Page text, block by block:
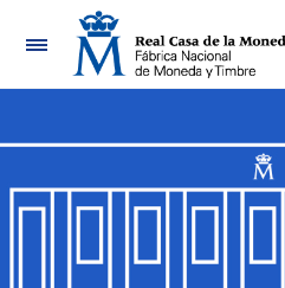
Nabigazioa
Erakutsi/Ezkutatu